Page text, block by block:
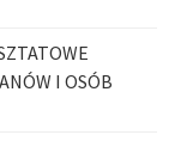
I OSÓB